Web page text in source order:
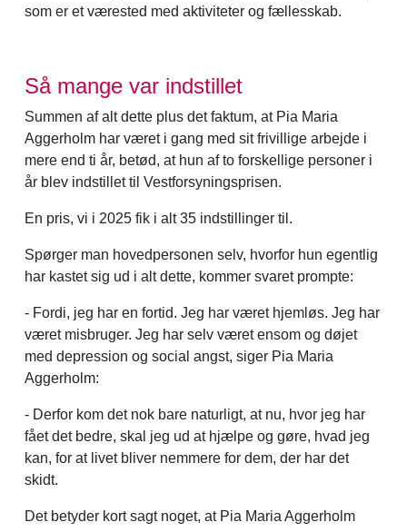
som er et værested med aktiviteter og fællesskab.
Så mange var indstillet
Summen af alt dette plus det faktum, at Pia Maria
Aggerholm har været i gang med sit frivillige arbejde i
mere end ti år, betød, at hun af to forskellige personer i
år blev indstillet til Vestforsyningsprisen.
En pris, vi i 2025 fik i alt 35 indstillinger til.
Spørger man hovedpersonen selv, hvorfor hun egentlig
har kastet sig ud i alt dette, kommer svaret prompte:
- Fordi, jeg har en fortid. Jeg har været hjemløs. Jeg har
været misbruger. Jeg har selv været ensom og døjet
med depression og social angst, siger Pia Maria
Aggerholm:
- Derfor kom det nok bare naturligt, at nu, hvor jeg har
fået det bedre, skal jeg ud at hjælpe og gøre, hvad jeg
kan, for at livet bliver nemmere for dem, der har det
skidt.
Det betyder kort sagt noget, at Pia Maria Aggerholm